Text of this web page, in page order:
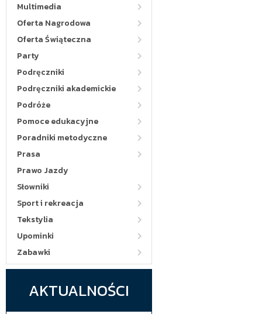
Multimedia
Oferta Nagrodowa
Oferta Świąteczna
Party
Podręczniki
Podręczniki akademickie
Podróże
Pomoce edukacyjne
Poradniki metodyczne
Prasa
Prawo Jazdy
Słowniki
Sport i rekreacja
Tekstylia
Upominki
Zabawki
AKTUALNOŚCI